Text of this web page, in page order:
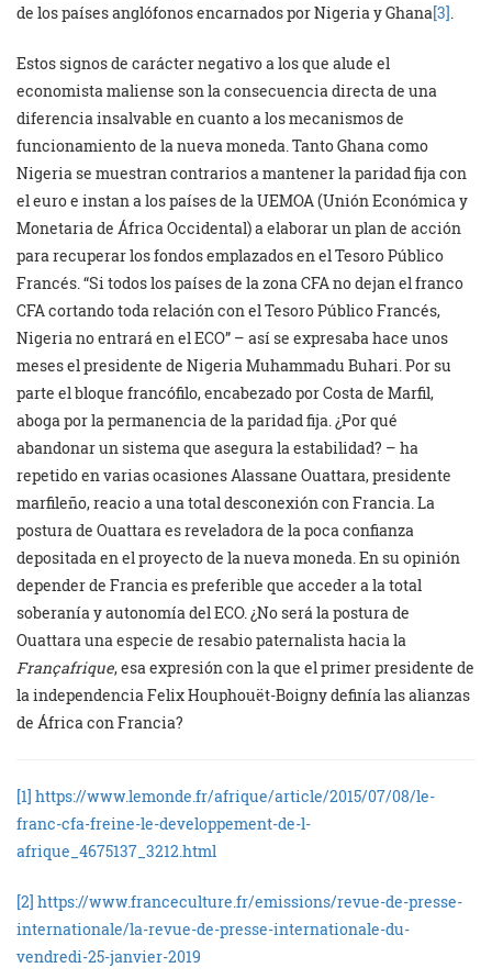
de los países anglófonos encarnados por Nigeria y Ghana[3].
Estos signos de carácter negativo a los que alude el
economista maliense son la consecuencia directa de una
diferencia insalvable en cuanto a los mecanismos de
funcionamiento de la nueva moneda. Tanto Ghana como
Nigeria se muestran contrarios a mantener la paridad fija con
el euro e instan a los países de la UEMOA (Unión Económica y
Monetaria de África Occidental) a elaborar un plan de acción
para recuperar los fondos emplazados en el Tesoro Público
Francés. “Si todos los países de la zona CFA no dejan el franco
CFA cortando toda relación con el Tesoro Público Francés,
Nigeria no entrará en el ECO” – así se expresaba hace unos
meses el presidente de Nigeria Muhammadu Buhari. Por su
parte el bloque francófilo, encabezado por Costa de Marfil,
aboga por la permanencia de la paridad fija. ¿Por qué
abandonar un sistema que asegura la estabilidad? – ha
repetido en varias ocasiones Alassane Ouattara, presidente
marfileño, reacio a una total desconexión con Francia. La
postura de Ouattara es reveladora de la poca confianza
depositada en el proyecto de la nueva moneda. En su opinión
depender de Francia es preferible que acceder a la total
soberanía y autonomía del ECO. ¿No será la postura de
Ouattara una especie de resabio paternalista hacia la
Françafrique, esa expresión con la que el primer presidente de
la independencia Felix Houphouët-Boigny definía las alianzas
de África con Francia?
[1] https://www.lemonde.fr/afrique/article/2015/07/08/le-
franc-cfa-freine-le-developpement-de-l-
afrique_4675137_3212.html
[2] https://www.franceculture.fr/emissions/revue-de-presse-
internationale/la-revue-de-presse-internationale-du-
vendredi-25-janvier-2019